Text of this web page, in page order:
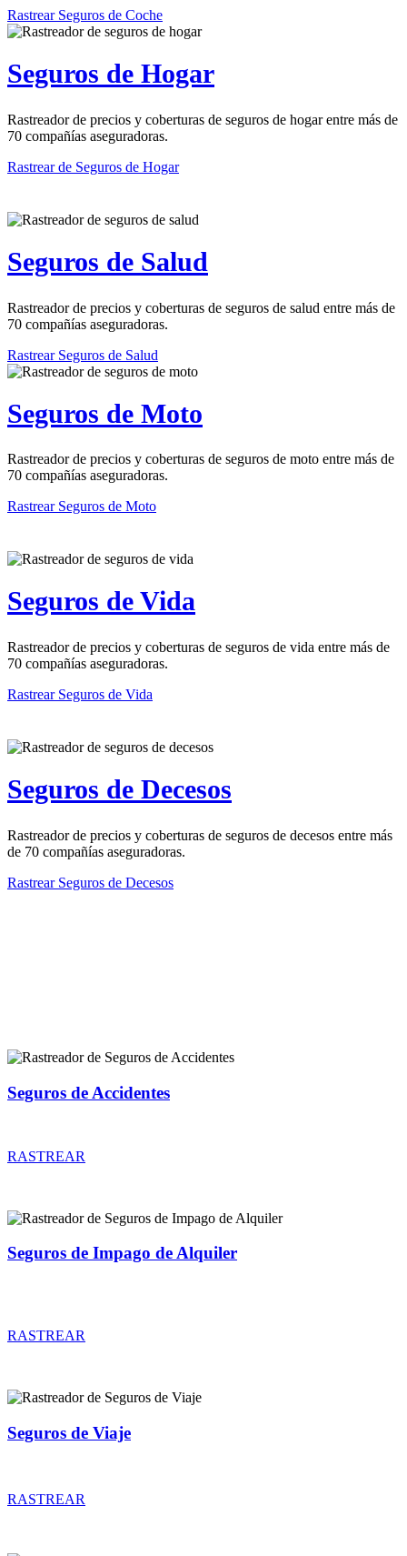
Rastrear Seguros de Coche
Seguros de Hogar
Rastreador de precios y coberturas de seguros de hogar entre más de
70 compañías aseguradoras.
Rastrear de Seguros de Hogar
Seguros de Salud
Rastreador de precios y coberturas de seguros de salud entre más de
70 compañías aseguradoras.
Rastrear Seguros de Salud
Seguros de Moto
Rastreador de precios y coberturas de seguros de moto entre más de
70 compañías aseguradoras.
Rastrear Seguros de Moto
Seguros de Vida
Rastreador de precios y coberturas de seguros de vida entre más de
70 compañías aseguradoras.
Rastrear Seguros de Vida
Seguros de Decesos
Rastreador de precios y coberturas de seguros de decesos entre más
de 70 compañías aseguradoras.
Rastrear Seguros de Decesos
Seguros de Accidentes
RASTREAR
Seguros de Impago de Alquiler
RASTREAR
Seguros de Viaje
RASTREAR